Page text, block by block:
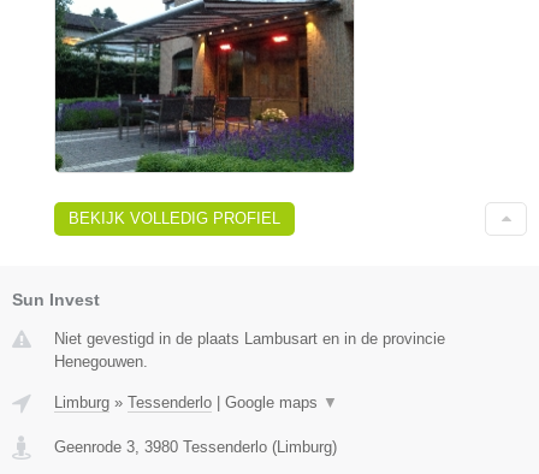
BEKIJK VOLLEDIG PROFIEL
Sun Invest
Niet gevestigd in de plaats Lambusart en in de provincie
Henegouwen.
Limburg » Tessenderlo Google maps ▼
Geenrode 3 3980 Tessenderlo ( Limburg)